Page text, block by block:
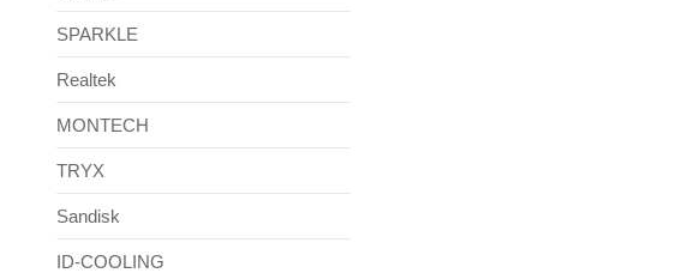
SPARKLE
Realtek
MONTECH
TRYX
Sandisk
ID-COOLING